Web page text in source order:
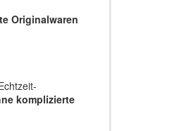
Originalwaren
komplizierte